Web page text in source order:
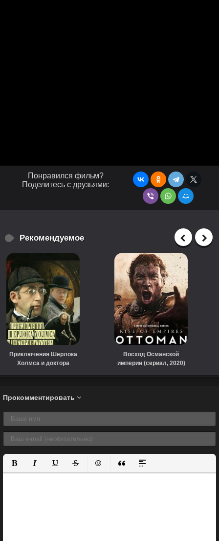
Понравился фильм?
Поделитесь с друзьями:
Рекомендуемое
Приключения Шерлока
Холмса и доктора
Восход Османской
империи (сериал, 2020)
Прокомментировать
Полужирный
КурсивПодчеркнутый
ЗачеркнутыйВставить смайлик
Вставка цитаты
Вставка спойлера